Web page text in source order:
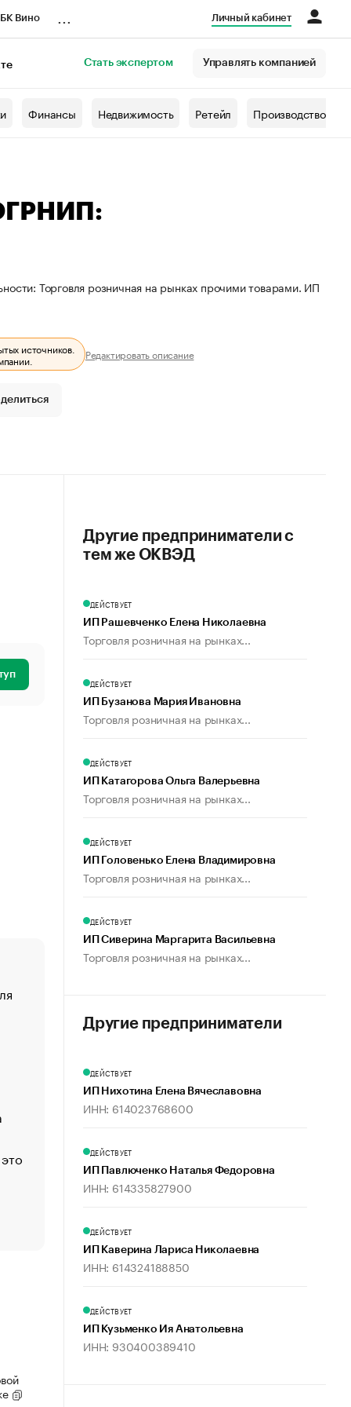
Вино Личный кабинет
Стать экспертом Управлять компанией
Финансы Недвижимость Ретейл Производство
Торговля розничная на рынках прочими товарами. ИП
источников.
Редактировать описание
«Деньги будут не нужны»: что рассказал Маск в
Функции менеджмента: пять ключевых основ
управления
ЕС разрешил конфискацию российской нефти —
Стресс обеспеченных людей: почему рост доходов
Что обвинения против Павла Дурова значат для
Другие предприниматели с
тем же ОКВЭД
ДЕЙСТВУЕТ
ИП Рашевченко Елена Николаевна
Торговля розничная на рынках...
ДЕЙСТВУЕТ
ИП Бузанова Мария Ивановна
Торговля розничная на рынках...
ДЕЙСТВУЕТ
ИП Катагорова Ольга Валерьевна
Торговля розничная на рынках...
ДЕЙСТВУЕТ
ИП Головенько Елена Владимировна
Торговля розничная на рынках...
ДЕЙСТВУЕТ
ИП Сиверина Маргарита Васильевна
Торговля розничная на рынках...
Другие предприниматели
ДЕЙСТВУЕТ
ИП Нихотина Елена Вячеславовна
ИНН: 614023768600
ДЕЙСТВУЕТ
ИП Павлюченко Наталья Федоровна
ИНН: 614335827900
ДЕЙСТВУЕТ
ИП Каверина Лариса Николаевна
ИНН: 614324188850
ДЕЙСТВУЕТ
ИП Кузьменко Ия Анатольевна
ИНН: 930400389410